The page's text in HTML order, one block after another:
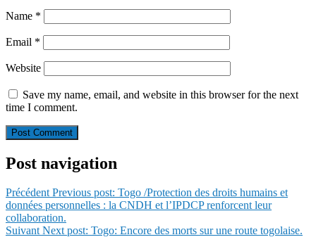
Name *
Email *
Website
Save my name, email, and website in this browser for the next
time I comment.
Post navigation
Précédent Previous post: Togo /Protection des droits humains et
données personnelles : la CNDH et l’IPDCP renforcent leur
collaboration.
Suivant Next post: Togo: Encore des morts sur une route togolaise.